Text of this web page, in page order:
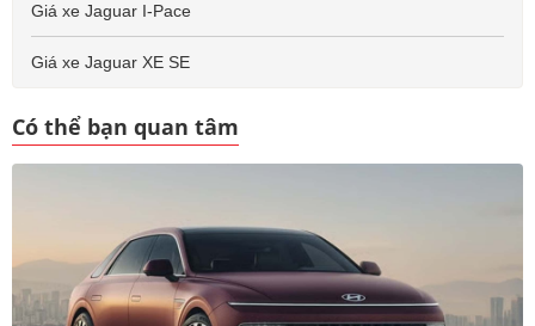
Giá xe Jaguar I-Pace
Giá xe Jaguar XE SE
Có thể bạn quan tâm